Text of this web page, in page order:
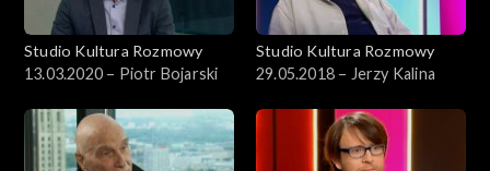
Studio Kultura Rozmowy
13.03.2020 – Piotr Bojarski
Studio Kultura Rozmowy
29.05.2018 – Jerzy Kalina